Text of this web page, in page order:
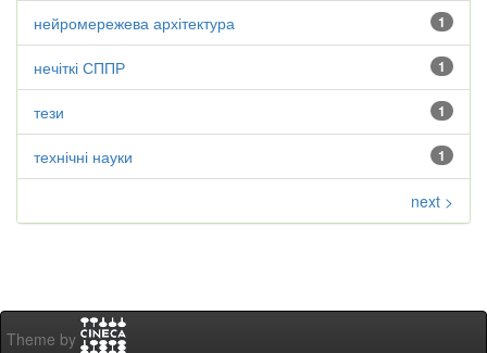
1
нейромережева архітектура
1
нечіткі СППР
1
тези
1
технічні науки
next >
Theme by